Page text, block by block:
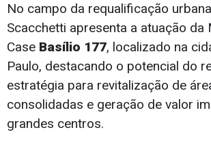
No campo da requalificação
Scacchetti apresenta a atuação da
Case Basílio 177, localizado na
Paulo, destacando o potencial do
estratégia para revitalização de
consolidadas e geração de valor
grandes centros.